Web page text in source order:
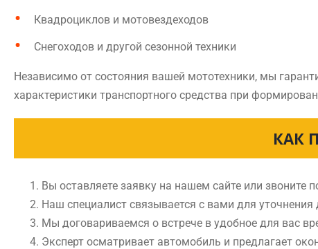
Квадроциклов и мотовездеходов
Снегоходов и другой сезонной техники
Независимо от состояния вашей мототехники, мы
характеристики транспортного средства при
КАК
Вы оставляете заявку на нашем сайте или звоните
Наш специалист связывается с вами для уточнения
Мы договариваемся о встрече в удобное для вас
Эксперт осматривает автомобиль и предлагает